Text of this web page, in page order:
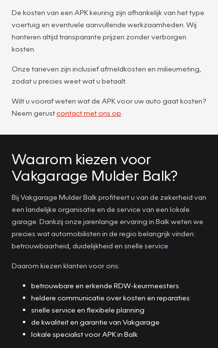
De kosten van een APK keuring zijn afhankelijk van het type
voertuig en eventuele aanvullende werkzaamheden. Wij
hanteren altijd transparante prijzen zonder verborgen
kosten.
Onze tarieven zijn inclusief afmeldkosten en milieumeting,
zodat u precies weet wat u betaalt.
Wilt u vooraf weten wat de APK voor uw auto gaat kosten?
Neem gerustcontact met ons op
Waarom kiezen voor
Vakgarage Mulder Balk?
Bij Vakgarage Mulder Balk profiteert u van de zekerheid van
een landelijke organisatie en de service van een lokale
garage. Dankzij onze jarenlange ervaring in Balk weten we
precies wat automobilisten in de regio belangrijk vinden:
betrouwbaarheid, duidelijkheid en snelle service.
Daarom kiezen klanten voor ons:
betrouwbare en erkende RDW-keurmeesters
heldere communicatie over kosten en reparaties
snelle service en flexibele planning
de kwaliteit en garantie van Vakgarage
lokale specialist voor APK in Balk